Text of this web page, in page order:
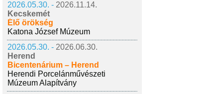
2026.05.30. - 2026.11.14.
Kecskemét
Élő örökség
Katona József Múzeum
2026.05.30. - 2026.06.30.
Herend
Bicentenárium – Herend
Herendi Porcelánművészeti
Múzeum Alapítvány